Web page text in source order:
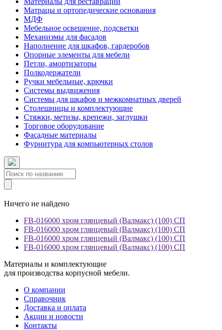
Матрацы и ортопедические основания
МДФ
Мебельное освещение, подсветки
Механизмы для фасадов
Наполнение для шкафов, гардеробов
Опорные элементы для мебели
Петли, амортизаторы
Полкодержатели
Ручки мебельные, крючки
Системы выдвижения
Системы для шкафов и межкомнатных дверей
Столешницы и комплектующие
Стяжки, метизы, крепежи, заглушки
Торговое оборудование
Фасадные материалы
Фурнитура для компьютерных столов
Ничего не найдено
FB-016000 хром глянцевый (Валмакс) (100) СП
FB-016000 хром глянцевый (Валмакс) (100) СП
FB-016000 хром глянцевый (Валмакс) (100) СП
FB-016000 хром глянцевый (Валмакс) (100) СП
Материалы и комплектующие
для производства корпусной мебели.
О компании
Справочник
Доставка и оплата
Акции и новости
Контакты